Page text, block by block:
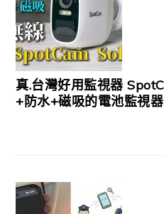
真.台灣好用監視器
+防水+磁吸的電池監視器